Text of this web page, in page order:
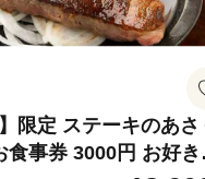
限定 ステーキのあさ
食事券 3000円 お好き